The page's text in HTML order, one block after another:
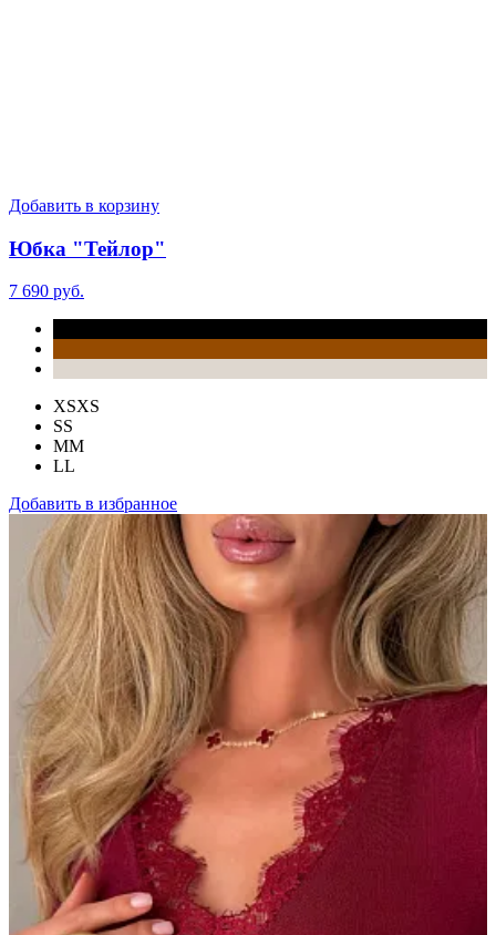
Добавить в корзину
Юбка "Тейлор"
7 690 руб.
XSXS
SS
MM
LL
Добавить в избранное